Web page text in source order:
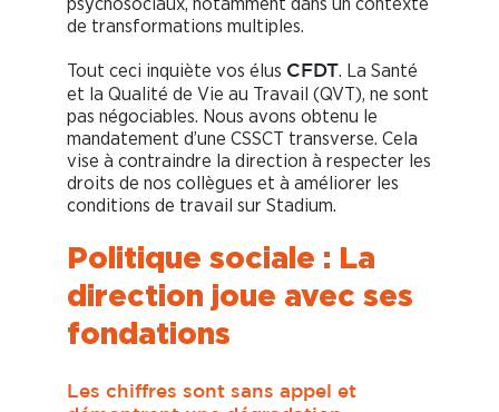
psychosociaux, notamment dans un contexte
de transformations multiples.
Tout ceci inquiète vos élus CFDT . La Santé
et la Qualité de Vie au Travail (QVT), ne sont
pas négociables. Nous avons obtenu le
mandatement d’une CSSCT transverse. Cela
vise à contraindre la direction à respecter les
droits de nos collègues et à améliorer les
conditions de travail sur Stadium.
Politique sociale : La
direction joue avec ses
fondations
Les chiffres sont sans appel et